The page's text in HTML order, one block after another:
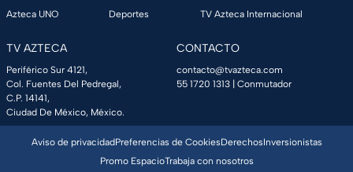
Azteca UNO
Deportes
TV Azteca Internacional
TV AZTECA
Periférico Sur 4121,
Col. Fuentes Del Pedregal,
C.P. 14141,
Ciudad De México, México.
CONTACTO
contacto@tvazteca.com
55 1720 1313 | Conmutador
Aviso de privacidadPreferencias de CookiesDerechosInversionistas
Promo EspacioTrabaja con nosotros